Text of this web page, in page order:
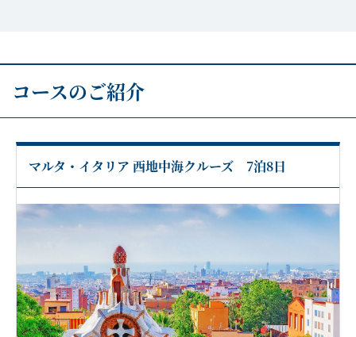
コースのご紹介
マルタ・イタリア 西地中海クルーズ 7泊8日